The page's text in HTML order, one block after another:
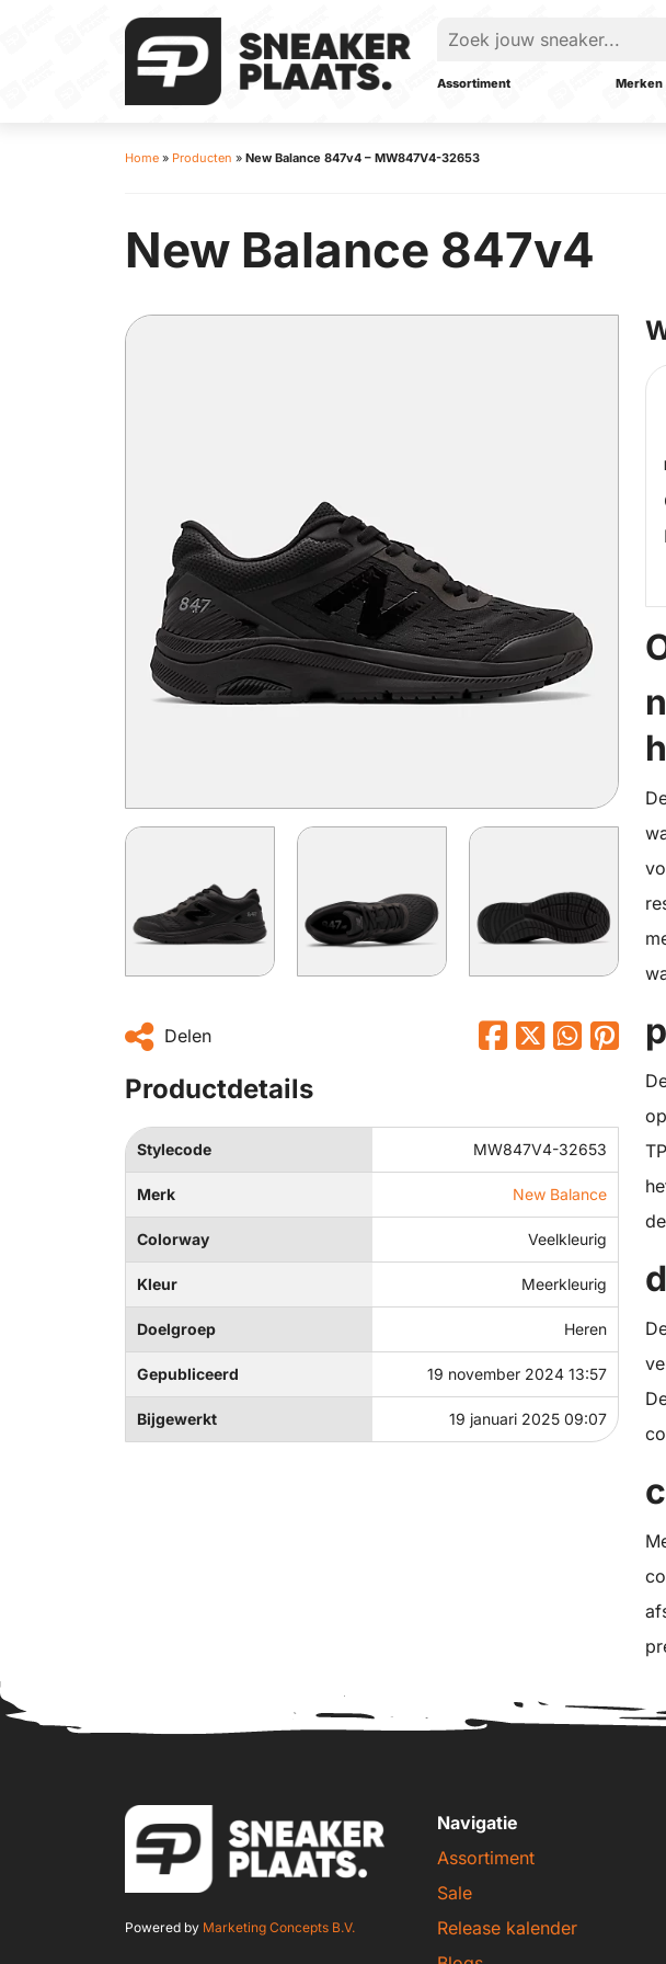
Assortiment Merken
Home » Producten » New Balance 847v4 – MW847V4-32653
New Balance 847v4
Delen
Productdetails
Stylecode MW847V4-32653
Merk New Balance
Colorway Veelkleurig
Kleur Meerkleurig
Doelgroep Heren
Gepubliceerd 19 november 2024 13:57
Bijgewerkt 19 januari 2025 09:07
Powered by Marketing Concepts B.V.
Navigatie
Assortiment
Sale
Release kalender